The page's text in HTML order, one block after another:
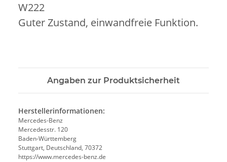
W222
Guter Zustand, einwandfreie Funktion.
Angaben zur Produktsicherheit
Herstellerinformationen:
Mercedes-Benz
Mercedesstr. 120
Baden-Württemberg
Stuttgart, Deutschland, 70372
https://www.mercedes-benz.de